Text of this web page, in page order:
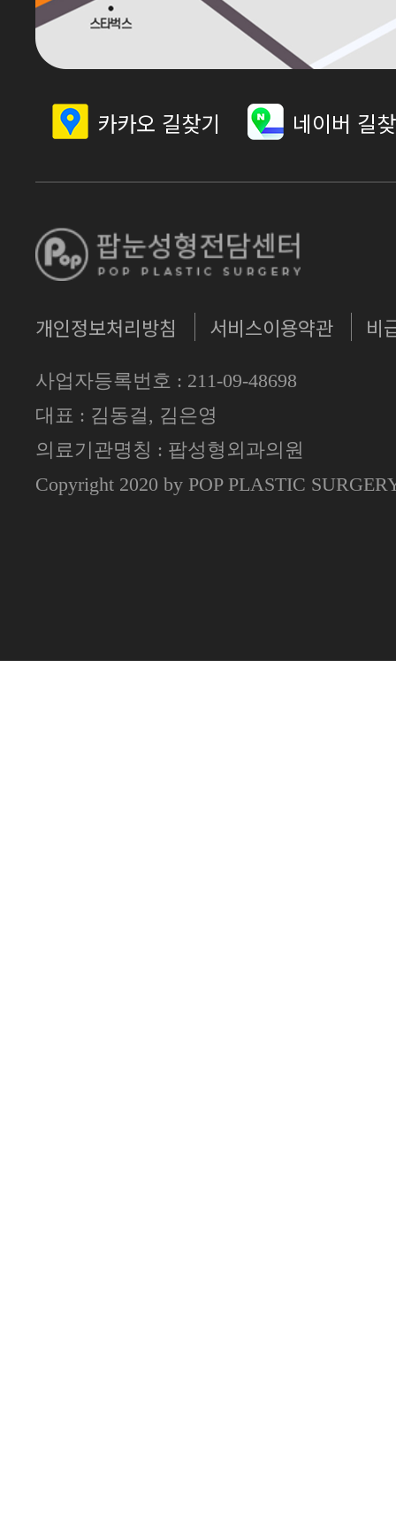
카카오 길찾기 네이버 길
개인정보처리방침 서비스이용약관 비
사업자등록번호 : 211-09-48698
대표 : 김동걸, 김은영
의료기관명칭 : 팝성형외과의원
Copyright 2020 by POP PLASTIC